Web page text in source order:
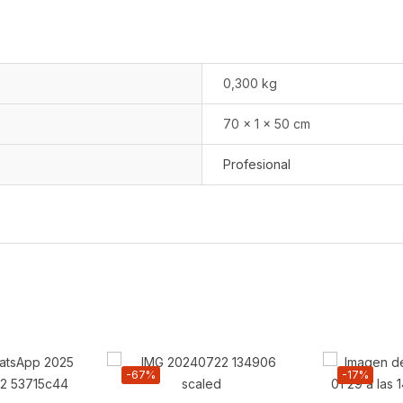
0,300 kg
70 × 1 × 50 cm
Profesional
-67% -17%